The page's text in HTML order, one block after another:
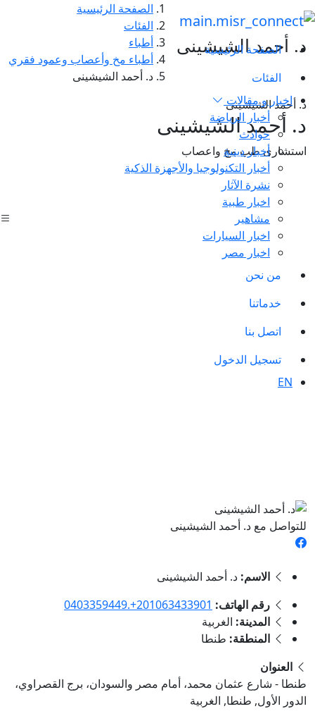
الصفحة الرئيسية
الفئات
اخبار و مقالات
أخبار الرياضة
حوادث
أخبار دينية
أخبار التكنولوجيا والأجهزة الذكية
نشرة الآثار
اخبار طبية
مشاهير
اخبار السيارات
اخبار مصر
من نحن
خدماتنا
اتصل بنا
تسجيل الدخول
EN
د. أحمد الشيشينى
الصفحة الرئيسية
الفئات
أطباء
أطباء مخ وأعصاب وعمود فقري
د. أحمد الشيشينى
د. أحمد الشيشينى
د. أحمد الشيشينى
استشارى طب مخ واعصاب
للتواصل مع د. أحمد الشيشينى
الاسم: د. أحمد الشيشينى
رقم الهاتف: ‎0403359449.‎+201063433901
المدينة: الغربية
المنطقة: طنطا
العنوان
طنطا - شارع عثمان محمد، أمام مصر والسودان، برج القصراوي،
الدور الأول, طنطا, الغربية